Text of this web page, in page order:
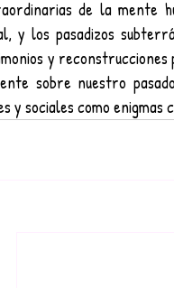
de la mente
y los pasadizos
y
sobre nuestro
sociales como enigmas